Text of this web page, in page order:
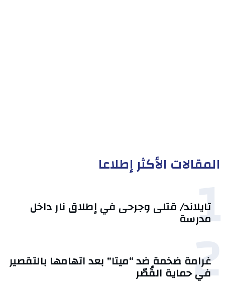
المقالات الأكثر إطلاعا
1
تايلاند/ قتلى وجرحى في إطلاق نار داخل
مدرسة
2
غرامة ضخمة ضد “ميتا” بعد اتهامها بالتقصير
في حماية القُصّر